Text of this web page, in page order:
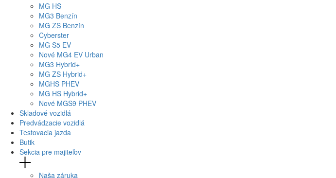
MG HS
MG3 Benzín
MG ZS Benzín
Cyberster
MG S5 EV
Nové MG4 EV Urban
MG3 Hybrid+
MG ZS Hybrid+
MGHS PHEV
MG HS Hybrid+
Nové MGS9 PHEV
Skladové vozidlá
Predvádzacie vozidlá
Testovacia jazda
Butik
Sekcia pre majiteľov
Naša záruka